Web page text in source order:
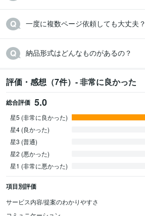
一度に複数ページ依頼しても大丈夫？
納品形式はどんなものがあるの？
評価・感想（7件）- 非常に良かった
総合評価 5.0
星5 (非常に良かった)
星4 (良かった)
星3 (普通)
星2 (悪かった)
星1 (非常に悪かった)
項目別評価
サービス内容/提案のわかりやすさ